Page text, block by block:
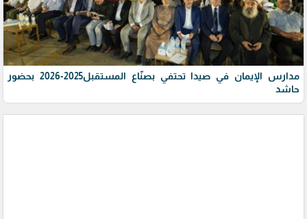
مدارس الإيمان في صيدا تحتفي بصنّاع المستقبل2025-2026 بحضور
حاشد